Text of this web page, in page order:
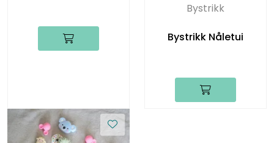
Bystrikk
Bystrikk Nåletui